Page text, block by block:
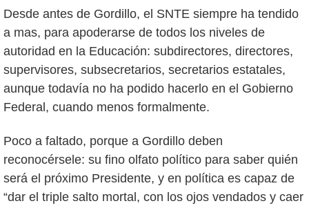
Desde antes de Gordillo, el SNTE siempre ha tendido
a mas, para apoderarse de todos los niveles de
autoridad en la Educación: subdirectores, directores,
supervisores, subsecretarios, secretarios estatales,
aunque todavía no ha podido hacerlo en el Gobierno
Federal, cuando menos formalmente.
Poco a faltado, porque a Gordillo deben
reconocérsele: su fino olfato político para saber quién
será el próximo Presidente, y en política es capaz de
“dar el triple salto mortal, con los ojos vendados y caer